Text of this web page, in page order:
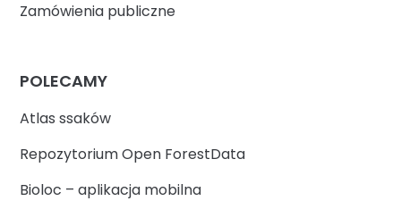
Zamówienia publiczne
POLECAMY
Atlas ssaków
Repozytorium Open ForestData
Bioloc – aplikacja mobilna